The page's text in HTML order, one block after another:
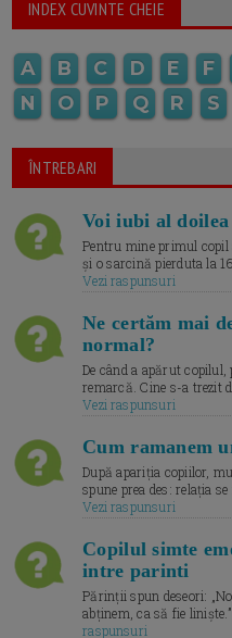
INDEX CUVINTE CHEIE
A B C D E F
N
O P Q R S
ÎNTREBARI
Voi iubi al
Pentru mine primul copil
și o sarcină pierduta la
Vezi raspunsuri
Ne certăm mai
normal?
De când a apărut
remarcă. Cine s-a trezit
Vezi raspunsuri
Cum ramanem
După apariția copiilor,
spune prea des: relația
Vezi raspunsuri
Copilul simte
intre parinti
Părinții spun deseori:
abținem, ca să fie
raspunsuri